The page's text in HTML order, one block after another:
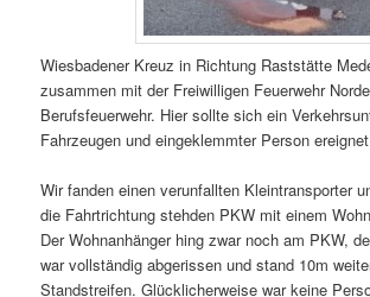
Wiesbadener Kreuz in Richtung Raststätte
zusammen mit der Freiwilligen Feuerwehr
Berufsfeuerwehr. Hier sollte sich ein
Fahrzeugen und eingeklemmter Person
Wir fanden einen verunfallten Kleintransporter
die Fahrtrichtung stehden PKW mit einem
Der Wohnanhänger hing zwar noch am PKW,
war vollständig abgerissen und stand 10m
Standstreifen. Glücklicherweise war keine